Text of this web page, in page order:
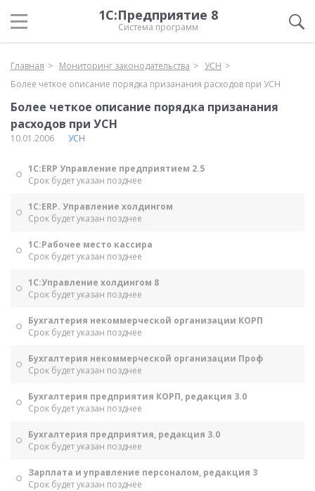
1С:Предприятие 8
Система программ
Главная Мониторинг законодательства
УСН
Более четкое описание порядка призанания расходов при УСН
Более четкое описание порядка призанания
расходов при УСН
10.01.2006 УСН
1С:ERP Управление предприятием 2.5
Срок будет указан позднее
1С:ERP. Управление холдингом
Срок будет указан позднее
1С:Рабочее место кассира
Срок будет указан позднее
1С:Управление холдингом 8
Срок будет указан позднее
Бухгалтерия некоммерческой организации КОРП
Срок будет указан позднее
Бухгалтерия некоммерческой организации Проф
Срок будет указан позднее
Бухгалтерия предприятия КОРП, редакция 3.0
Срок будет указан позднее
Бухгалтерия предприятия, редакция 3.0
Срок будет указан позднее
Зарплата и управление персоналом, редакция 3
Срок будет указан позднее